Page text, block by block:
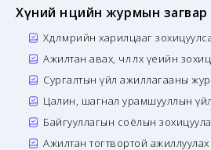
Хүний нөөцийн журмын загвар
Хөдөлмөрийн харилцааг
Ажилтан авах, чөлөөлөх үеийн
Сургалтын үйл ажиллагааны
Цалин, шагнал урамшууллын
Байгууллагын соёлын
Ажилтан тогтвортой